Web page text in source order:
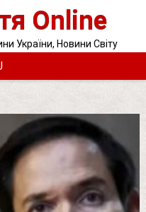
Online
України, Новини Світу